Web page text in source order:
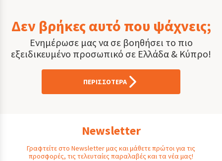
Δεν βρήκες αυτό που ψάχνεις;
Ενημέρωσε μας να σε βοηθήσει το πιο
εξειδικευμένο προσωπικό σε Ελλάδα & Κύπρο!
ΠΕΡΙΣΣΟΤΕΡΑ
Newsletter
Γραφτείτε στο Newsletter μας και μάθετε πρώτοι για τις
προσφορές, τις τελευταίες παραλαβές και τα νέα μας!